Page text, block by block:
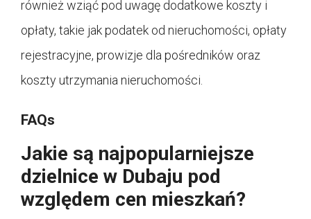
również wziąć pod uwagę dodatkowe koszty i
opłaty, takie jak podatek od nieruchomości, opłaty
rejestracyjne, prowizje dla pośredników oraz
koszty utrzymania nieruchomości.
FAQs
Jakie są najpopularniejsze
dzielnice w Dubaju pod
względem cen mieszkań?